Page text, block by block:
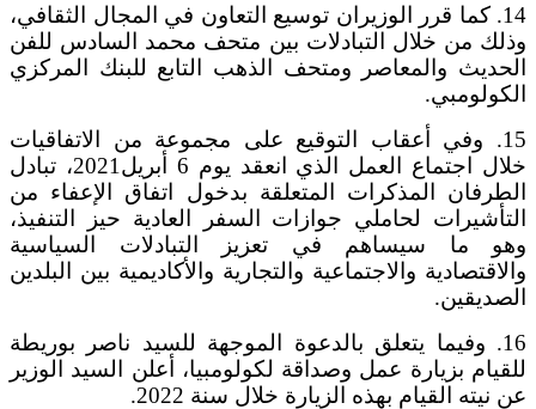
14. كما قرر الوزيران توسيع التعاون في المجال الثقافي،
وذلك من خلال التبادلات بين متحف محمد السادس للفن
الحديث والمعاصر ومتحف الذهب التابع للبنك المركزي
الكولومبي.
15. وفي أعقاب التوقيع على مجموعة من الاتفاقيات
خلال اجتماع العمل الذي انعقد يوم 6 أبريل2021، تبادل
الطرفان المذكرات المتعلقة بدخول اتفاق الإعفاء من
التأشيرات لحاملي جوازات السفر العادية حيز التنفيذ،
وهو ما سيساهم في تعزيز التبادلات السياسية
والاقتصادية والاجتماعية والتجارية والأكاديمية بين البلدين
الصديقين.
16. وفيما يتعلق بالدعوة الموجهة للسيد ناصر بوريطة
للقيام بزيارة عمل وصداقة لكولومبيا، أعلن السيد الوزير
عن نيته القيام بهذه الزيارة خلال سنة 2022.